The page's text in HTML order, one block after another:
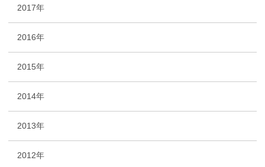
2017年
2016年
2015年
2014年
2013年
2012年